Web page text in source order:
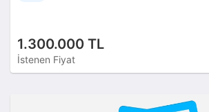
1.300.000 TL
İstenen Fiyat